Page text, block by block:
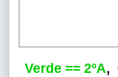
Verde == 2ºA,